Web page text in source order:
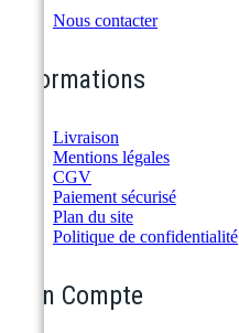
Nous contacter
Informations
Livraison
Mentions légales
CGV
Paiement sécurisé
Plan du site
Politique de confidentialité
Mon Compte